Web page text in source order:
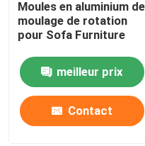
Pulverizer de LDPE
Broyeur en plastique
Défibreur en plastique
Moules en aluminium de
moulage de rotation
pour Sofa Furniture
meilleur prix
Contact